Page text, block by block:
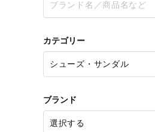
カテゴリー
ブランド